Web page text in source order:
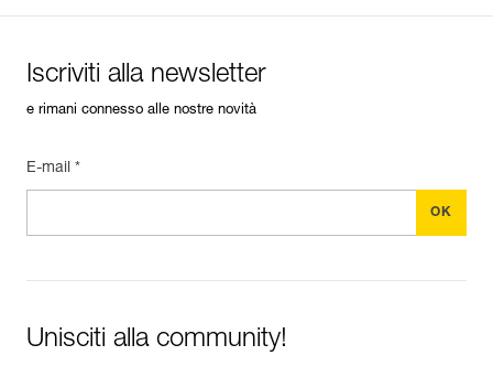
Iscriviti alla newsletter
e rimani connesso alle nostre novità
E-mail *
Unisciti alla community!